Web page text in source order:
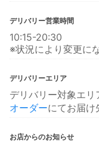
デリバリー営業時間
10:15-20:30
※状況により変更に
デリバリーエリア
デリバリー対象エ
オーダーにてお届け
お店からのお知らせ